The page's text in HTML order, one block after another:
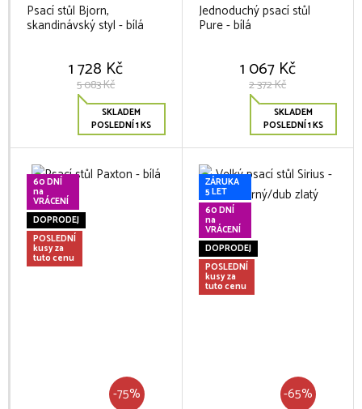
Psací stůl Bjorn,
skandinávský styl - bílá
1 728 Kč
5 083 Kč
SKLADEM
POSLEDNÍ 1 KS
Jednoduchý psací stůl
Pure - bílá
1 067 Kč
2 372 Kč
SKLADEM
POSLEDNÍ 1 KS
60 DNÍ
na
VRÁCENÍ
DOPRODEJ
POSLEDNÍ
kusy za
tuto cenu
-75%
ZÁRUKA
5 LET
60 DNÍ
na
VRÁCENÍ
DOPRODEJ
POSLEDNÍ
kusy za
tuto cenu
-65%